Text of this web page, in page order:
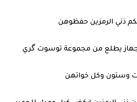
ذني الرمزين حفظوهن
يطلع من مجموعة توسوت گري
وستون وكل خواتهن